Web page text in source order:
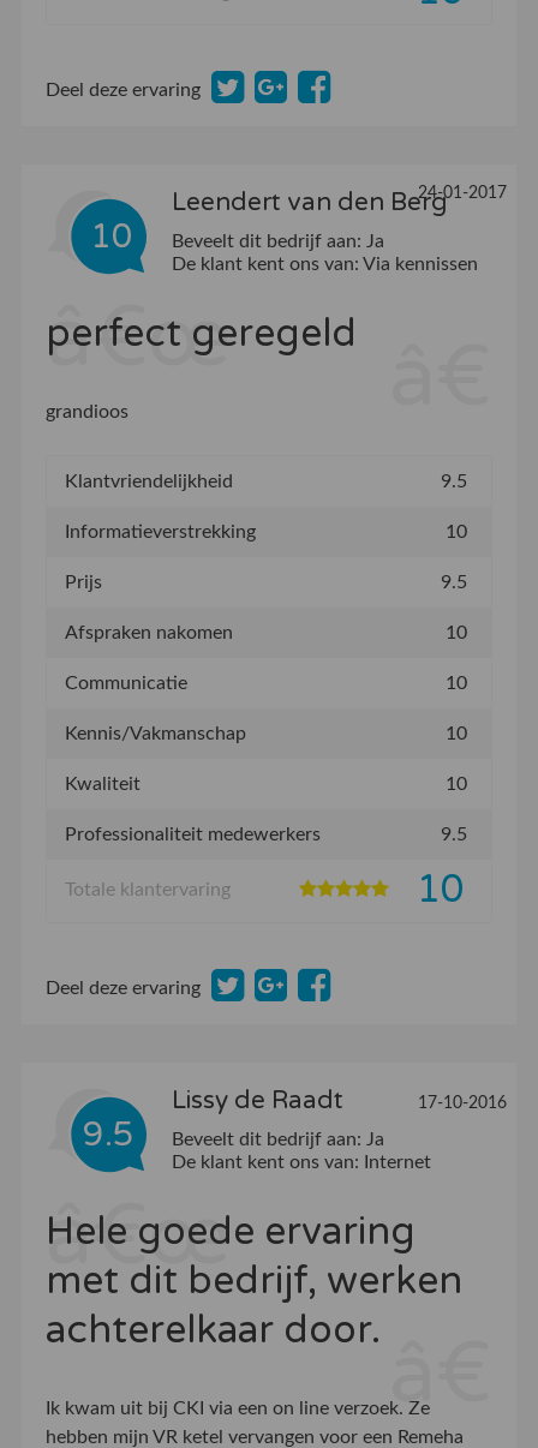
Deel deze ervaring
10
Leendert van den Berg24-01-2017
Beveelt dit bedrijf aan: Ja
De klant kent ons van: Via kennissen
perfect geregeld
grandioos
Klantvriendelijkheid 9.5
Informatieverstrekking 10
Prijs 9.5
Afspraken nakomen 10
Communicatie 10
Kennis/Vakmanschap 10
Kwaliteit 10
Professionaliteit medewerkers 9.5
Totale klantervaring 10
Deel deze ervaring
9.5
Lissy de Raadt 17-10-2016
Beveelt dit bedrijf aan: Ja
De klant kent ons van:
Internet
Hele goede ervaring
met dit bedrijf, werken
achterelkaar door.
Ik kwam uit bij CKI via een on line verzoek. Ze
hebben mijn VR ketel vervangen voor een Remeha